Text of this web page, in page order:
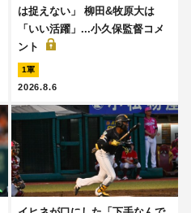
は捉えない」 柳田&牧原大は
「いい活躍」...小久保監督コメ
ント
1軍
2026.8.6